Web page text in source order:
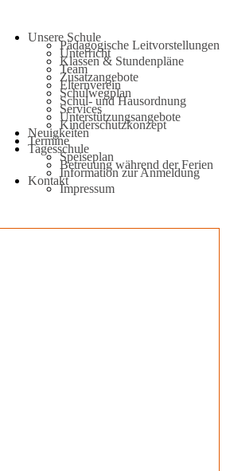
Unsere Schule
Pädagogische Leitvorstellungen
Unterricht
Klassen & Stundenpläne
Team
Zusatzangebote
Elternverein
Schulwegplan
Schul- und Hausordnung
Services
Unterstützungsangebote
Kinderschutzkonzept
Neuigkeiten
Termine
Tagesschule
Speiseplan
Betreuung während der Ferien
Information zur Anmeldung
Kontakt
Impressum